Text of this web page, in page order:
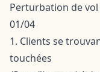
Perturbation de
01/04
1. Clients se
touchées